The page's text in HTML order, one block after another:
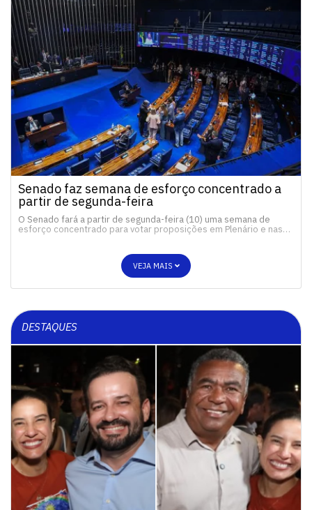
Senado faz semana de esforço concentrado a
partir de segunda-feira
O Senado fará a partir de segunda-feira (10) uma semana de
esforço concentrado para votar proposições em Plenário e nas…
VEJA MAIS
DESTAQUES